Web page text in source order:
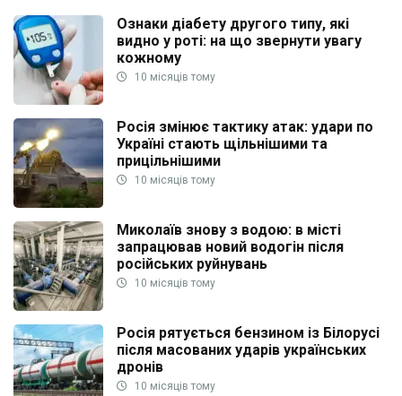
Ознаки діабету другого типу, які
видно у роті: на що звернути увагу
кожному
10 місяців тому
Росія змінює тактику атак: удари по
Україні стають щільнішими та
прицільнішими
10 місяців тому
Миколаїв знову з водою: в місті
запрацював новий водогін після
російських руйнувань
10 місяців тому
Росія рятується бензином із Білорусі
після масованих ударів українських
дронів
10 місяців тому